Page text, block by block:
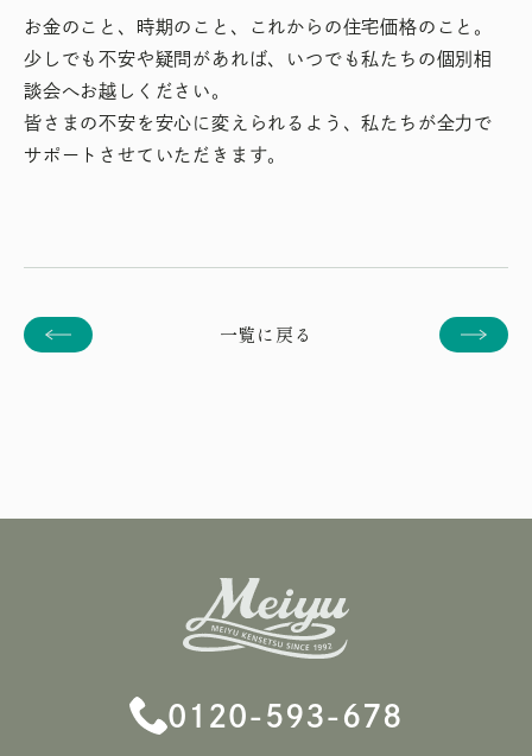
お金のこと、時期のこと、これからの住宅価格のこと。
少しでも不安や疑問があれば、いつでも私たちの個別相
談会へお越しください。
皆さまの不安を安心に変えられるよう、私たちが全力で
サポートさせていただきます。
一覧に戻る
0120-593-678